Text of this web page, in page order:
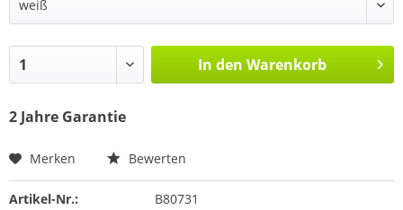
In den Warenkorb
2 Jahre Garantie
Merken Bewerten
Artikel-Nr.:
B80731